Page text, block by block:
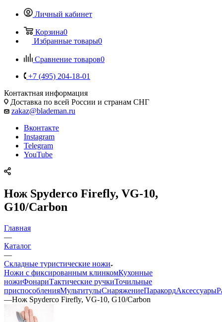
Личный кабинет
Корзина0
Избранные товары0
Сравнение товаров0
+7 (495) 204-18-01
Контактная информация
Доставка по всей России и странам СНГ
zakaz@blademan.ru
Вконтакте
Instagram
Telegram
YouTube
Нож Spyderco Firefly, VG-10,
G10/Carbon
Главная
—
Каталог
—
Складные туристические ножи
Ножи с фиксированным клинкомКухонные
ножиФонариТактические ручкиТочильные
приспособленияМультитулыСнаряжениеПаракордАксессуары
—Нож Spyderco Firefly, VG-10, G10/Carbon